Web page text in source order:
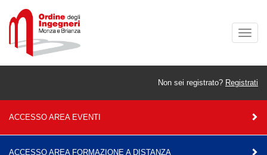
Non sei registrato? Registrati
ACCESSO AREA EVENTI
ACCESSO AREA FORMAZIONE A DISTANZA